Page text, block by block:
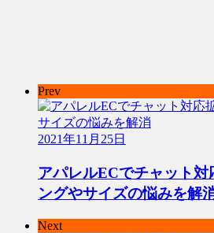
Prev
2021年11月25日
アパレルECでチャット
ングやサイズの悩みを解
Next